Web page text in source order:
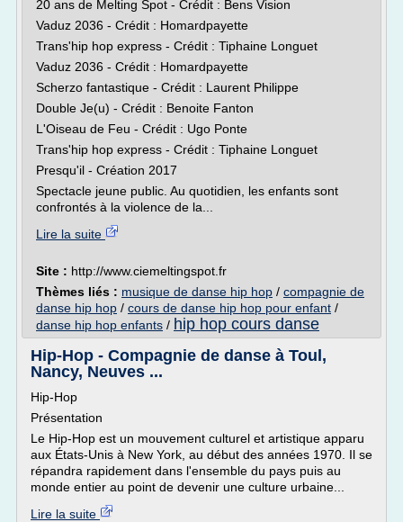
20 ans de Melting Spot - Crédit : Bens Vision
Vaduz 2036 - Crédit : Homardpayette
Trans'hip hop express - Crédit : Tiphaine Longuet
Vaduz 2036 - Crédit : Homardpayette
Scherzo fantastique - Crédit : Laurent Philippe
Double Je(u) - Crédit : Benoite Fanton
L'Oiseau de Feu - Crédit : Ugo Ponte
Trans'hip hop express - Crédit : Tiphaine Longuet
Presqu'il - Création 2017
Spectacle jeune public. Au quotidien, les enfants sont
confrontés à la violence de la...
Lire la suite
Site : http://www.ciemeltingspot.fr
Thèmes liés : musique de danse hip hop / compagnie de
danse hip hop / cours de danse hip hop pour enfant /
danse hip hop enfants / hip hop cours danse
Hip-Hop - Compagnie de danse à Toul,
Nancy, Neuves ...
Hip-Hop
Présentation
Le Hip-Hop est un mouvement culturel et artistique apparu
aux États-Unis à New York, au début des années 1970. Il se
répandra rapidement dans l'ensemble du pays puis au
monde entier au point de devenir une culture urbaine...
Lire la suite